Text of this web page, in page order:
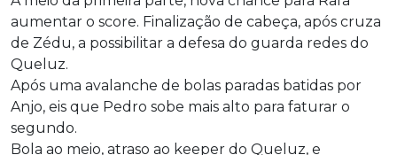
aumentar o score. Finalização de cabeça, após cruza
de Zédu, a possibilitar a defesa do guarda redes do
Queluz.
Após uma avalanche de bolas paradas batidas por
Anjo, eis que Pedro sobe mais alto para faturar o
segundo.
Bola ao meio, atraso ao keeper do Queluz, e